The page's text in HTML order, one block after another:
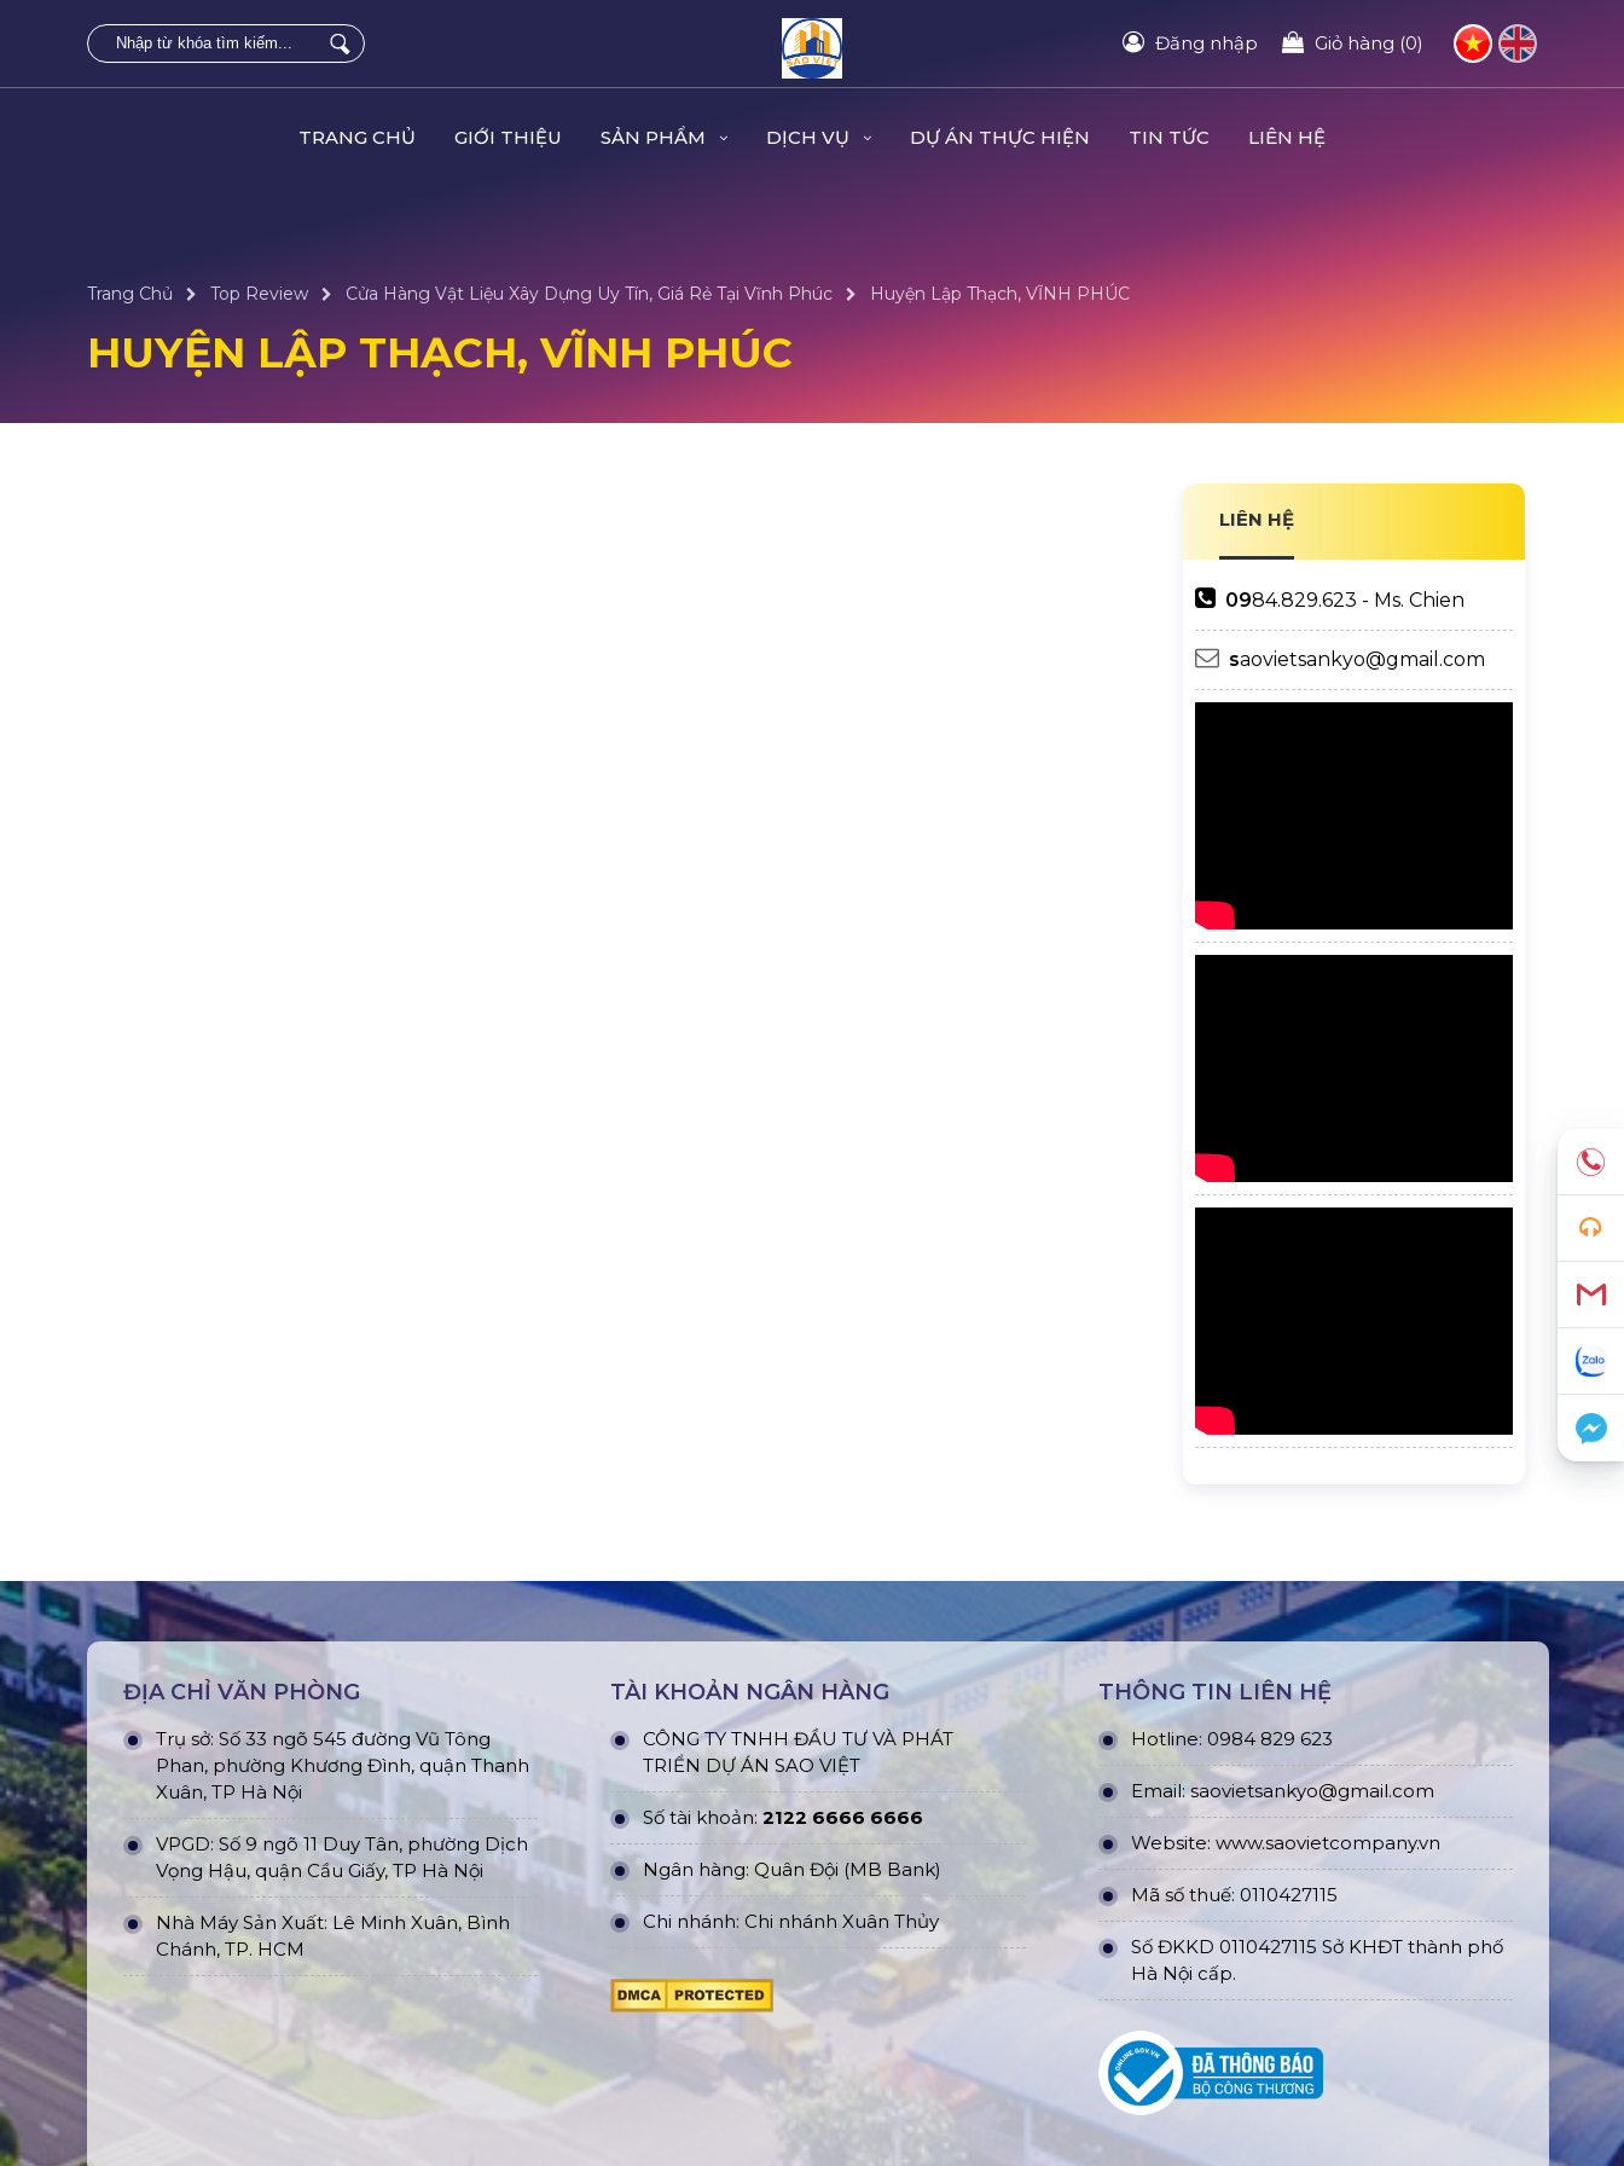
Đăng nhập Giỏ hàng (0)
TRANG CHỦ GIỚI THIỆU SẢN PHẨM DỊCH VỤ DỰ ÁN THỰC HIỆN TIN TỨC LIÊN HỆ
Trang Chủ Top Review Cửa Hàng Vật Liệu Xây Dựng Uy Tín, Giá Rẻ Tại Vĩnh Phúc Huyện Lập Thạch, VĨNH PHÚC
HUYỆN LẬP THẠCH, VĨNH PHÚC
LIÊN HỆ
0984.829.623 - Ms. Chien
saovietsankyo@gmail.com
ĐỊA CHỈ VĂN PHÒNG
Trụ sở: Số 33 ngõ 545 đường Vũ Tông
Phan, phường Khương Đình, quận Thanh
Xuân, TP Hà Nội
VPGD: Số 9 ngõ 11 Duy Tân, phường Dịch
Vọng Hậu, quận Cầu Giấy, TP Hà Nội
Nhà Máy Sản Xuất: Lê Minh Xuân, Bình
Chánh, TP. HCM
TÀI KHOẢN NGÂN HÀNG
CÔNG TY TNHH ĐẦU TƯ VÀ PHÁT
TRIỂN DỰ ÁN SAO VIỆT
Số tài khoản:2122 6666 6666
Ngân hàng: Quân Đội (MB Bank)
Chi nhánh: Chi nhánh Xuân Thủy
THÔNG TIN LIÊN HỆ
Hotline: 0984 829 623
Email: saovietsankyo@gmail.com
Website: www.saovietcompany.vn
Mã số thuế: 0110427115
Số ĐKKD 0110427115 Sở KHĐT thành phố
Hà Nội cấp.